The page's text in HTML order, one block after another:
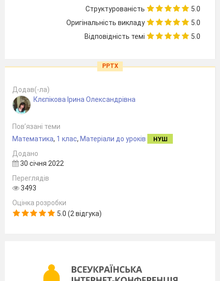
Структурованість
5.0
Оригінальність викладу
5.0
Відповідність темі
5.0
PPTX
Додав(-ла)
Клєпікова Ірина Олександрівна
Пов’язані теми
Математика, 1 клас, Матеріали до уроків НУШ
Додано
30 січня 2022
Переглядів
3493
Оцінка розробки
5.0 (2 відгука)